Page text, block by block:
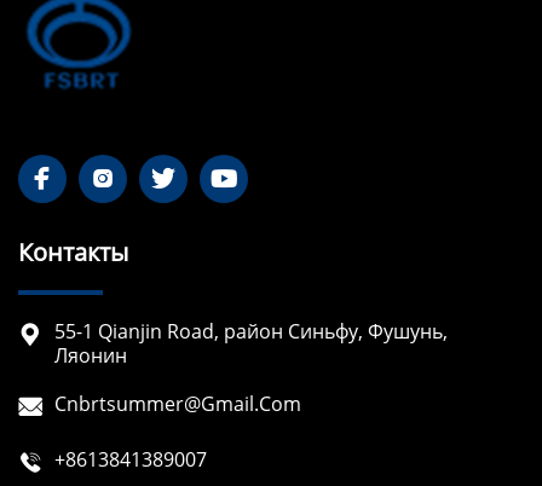
   
Контакты

55-1 Qianjin Road, район Синьфу, Фушунь,
Ляонин
 Cnbrtsummer@gmail.com
 +8613841389007